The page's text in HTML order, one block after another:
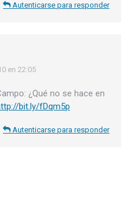
Autenticarse para responder
en 22:05
¿Qué no se hace en
bit.ly/fDqm5p
Autenticarse para responder